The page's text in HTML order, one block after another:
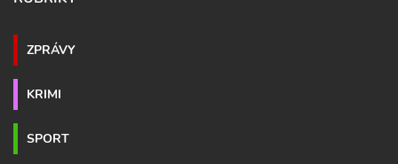
ZPRÁVY
KRIMI
SPORT